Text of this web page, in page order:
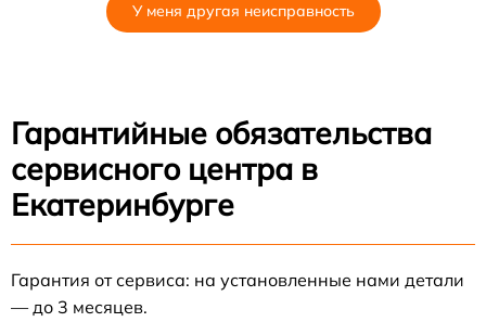
У меня другая неисправность
Гарантийные обязательства
сервисного центра в
Екатеринбурге
Гарантия от сервиса: на установленные нами детали
— до 3 месяцев.